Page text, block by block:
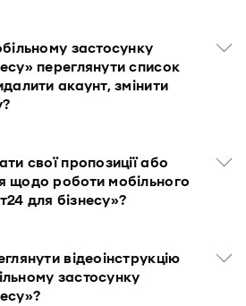
застосунку
переглянути список
акаунт, змінити
свої пропозиції або
щодо роботи мобільного
для бізнесу»?
відеоінструкцію
застосунку